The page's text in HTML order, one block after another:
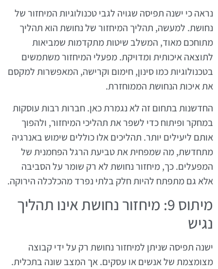
נראה כי ישנה תפיסה שגויה לגבי טכנולוגיות המיחזור של
נחושת. למעשה, תהליך המיחזור של נחושת הוא תהליך
מתוחכם מאוד, המשלב שיטות מתקדמות שמביאות
לתוצאה איכותית ומדויקת. מפעלי המיחזור משתמשים
בטכנולוגיות כמו סינון, חימום וקרישה, המאפשרות למקסם
את איכות הנחושת הממוחזרת.
החדשנות בתחום זה לא נגמרת כאן. חברות רבות עוסקות
במחקר ופיתוח כדי לשפר את תהליכי המיחזור, ולהפוך
אותם ליעילים יותר. תהליכים אלו כוללים שימוש באנרגיה
מתחדשת, מה שמפחית את טביעת הרגל הפחמנית של
המפעלים. כך, מיחזור נחושת לא רק שומר על הסביבה
אלא גם מתפתח להיות חלק בלתי נפרד מהכלכלה הירוקה.
מיתוס 9: מיחזור נחושת אינו תהליך
נגיש
ישנה תפיסה שניתן למיחזור נחושת רק על ידי קבוצה
מצומצמת של אנשים או עסקים. אך המצב שונה בתכלית.